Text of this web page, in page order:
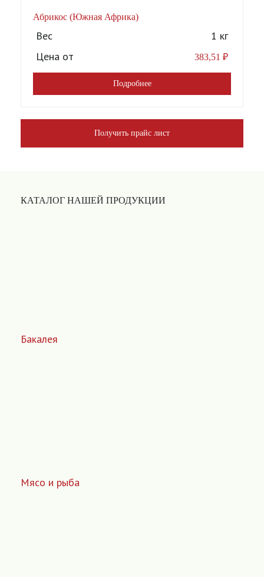
Абрикос (Южная Африка)
Вес
1 кг
Цена от
383,51 ₽
Подробнее
Получить прайс лист
КАТАЛОГ НАШЕЙ ПРОДУКЦИИ
Бакалея
Мясо и рыба